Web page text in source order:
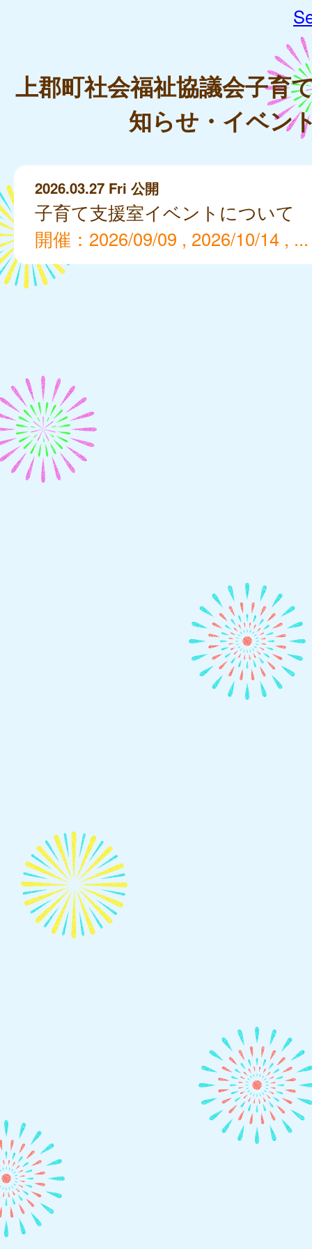
上郡町社会福祉協議会子育
知らせ・イベン
2026.03.27 Fri 公開
子育て支援室イベントについて
開催：2026/09/09 , 2026/10/14 , ...